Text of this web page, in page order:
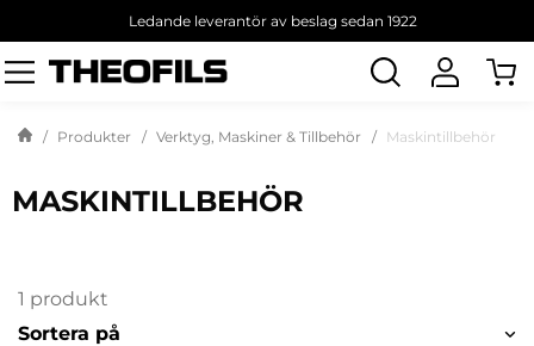
Ledande leverantör av beslag sedan 1922
Sök
produkt
Produkter Verktyg, Maskiner & Tillbehör Maskintillbehör
MASKINTILLBEHÖR
1 produkt
Sortera på